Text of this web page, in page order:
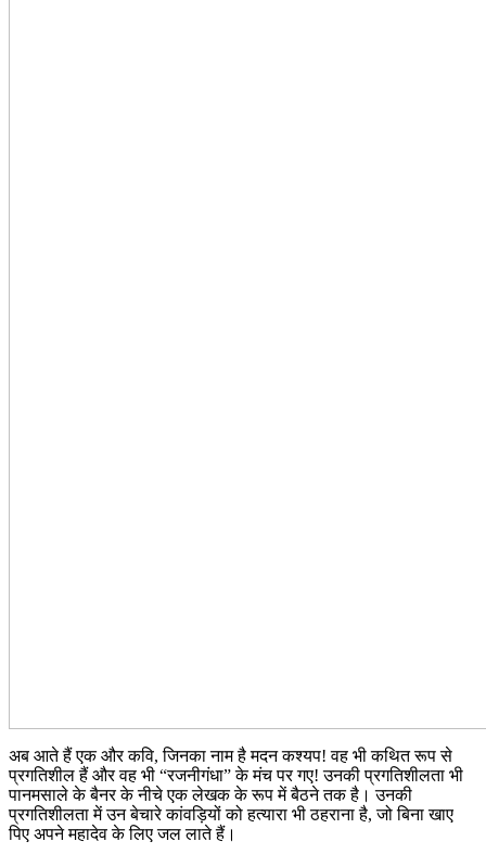
अब आते हैं एक और कवि, जिनका नाम है मदन कश्यप! वह भी कथित रूप से
प्रगतिशील हैं और वह भी “रजनीगंधा” के मंच पर गए! उनकी प्रगतिशीलता भी
पानमसाले के बैनर के नीचे एक लेखक के रूप में बैठने तक है। उनकी
प्रगतिशीलता में उन बेचारे कांवड़ियों को हत्यारा भी ठहराना है, जो बिना खाए
पिए अपने महादेव के लिए जल लाते हैं।